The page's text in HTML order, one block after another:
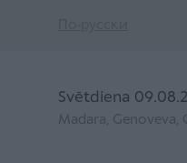
Svētdiena
Madara, Genoveva,